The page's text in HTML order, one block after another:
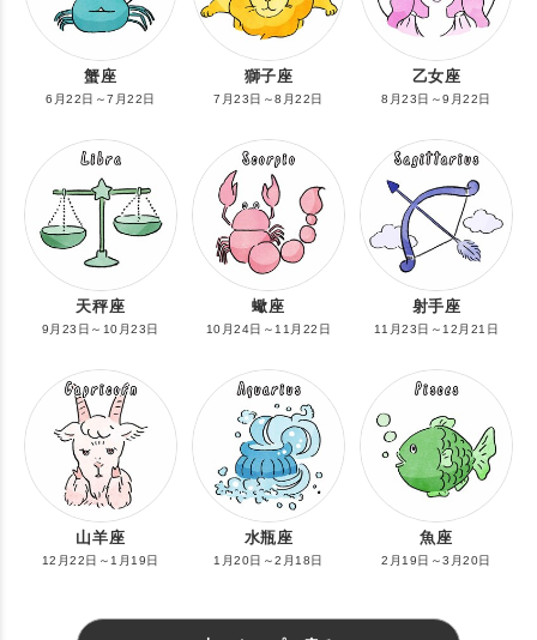
蟹座
6月22日～7月22日
獅子座
7月23日～8月22日
乙女座
8月23日～9月22日
天秤座
9月23日～10月23日
蠍座
10月24日～11月22日
射手座
11月23日～12月21日
山羊座
12月22日～1月19日
水瓶座
1月20日～2月18日
魚座
2月19日～3月20日